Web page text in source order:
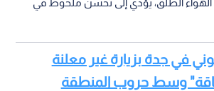
الطلق، يؤدي إلى تحسن ملحوظ في
في جدة بزيارة غير معلنة
وسط حروب المنطقة